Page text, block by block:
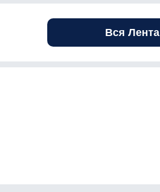
Вся Лента